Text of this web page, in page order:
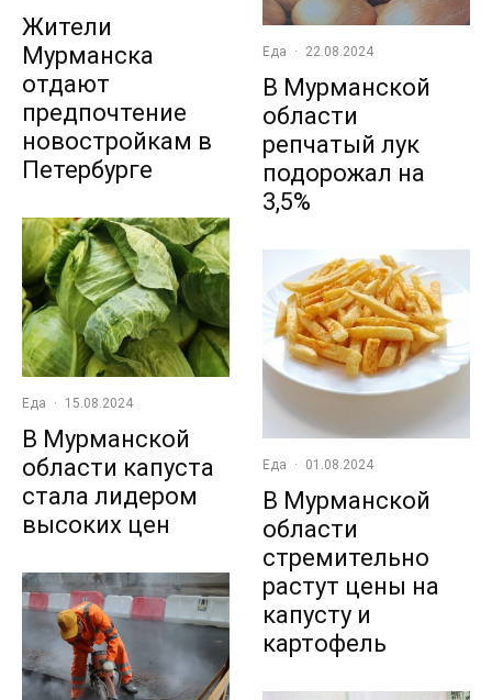
Жители
Мурманска
отдают
предпочтение
новостройкам в
Петербурге
Еда · 15.08.2024
В Мурманской
области капуста
стала лидером
высоких цен
Еда · 22.08.2024
В Мурманской
области
репчатый лук
подорожал на
3,5%
Еда · 01.08.2024
В Мурманской
области
стремительно
растут цены на
капусту и
картофель